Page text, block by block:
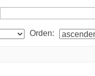
Orden: